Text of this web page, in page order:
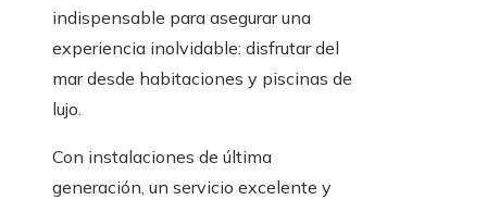
indispensable para asegurar una
experiencia inolvidable: disfrutar del
mar desde habitaciones y piscinas de
lujo.
Con instalaciones de última
generación, un servicio excelente y